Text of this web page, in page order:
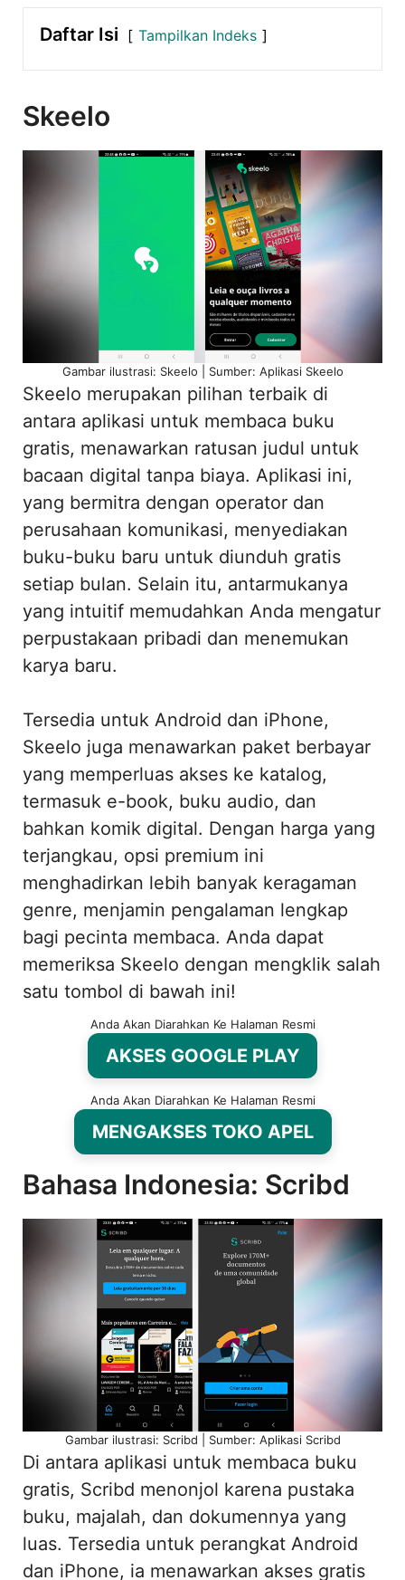
Daftar Isi Tampilkan Indeks
Skeelo
Gambar ilustrasi: Skeelo | Sumber: Aplikasi Skeelo
Skeelo merupakan pilihan terbaik di
antara aplikasi untuk membaca buku
gratis, menawarkan ratusan judul untuk
bacaan digital tanpa biaya. Aplikasi ini,
yang bermitra dengan operator dan
perusahaan komunikasi, menyediakan
buku-buku baru untuk diunduh gratis
setiap bulan. Selain itu, antarmukanya
yang intuitif memudahkan Anda mengatur
perpustakaan pribadi dan menemukan
karya baru.
Tersedia untuk Android dan iPhone,
Skeelo juga menawarkan paket berbayar
yang memperluas akses ke katalog,
termasuk e-book, buku audio, dan
bahkan komik digital. Dengan harga yang
terjangkau, opsi premium ini
menghadirkan lebih banyak keragaman
genre, menjamin pengalaman lengkap
bagi pecinta membaca. Anda dapat
memeriksa Skeelo dengan mengklik salah
satu tombol di bawah ini!
Anda Akan Diarahkan Ke Halaman Resmi
AKSES GOOGLE PLAY
Anda Akan Diarahkan Ke Halaman Resmi
MENGAKSES TOKO APEL
Bahasa Indonesia: Scribd
Gambar ilustrasi: Scribd | Sumber: Aplikasi Scribd
Di antara aplikasi untuk membaca buku
gratis, Scribd menonjol karena pustaka
buku, majalah, dan dokumennya yang
luas. Tersedia untuk perangkat Android
dan iPhone, ia menawarkan akses gratis